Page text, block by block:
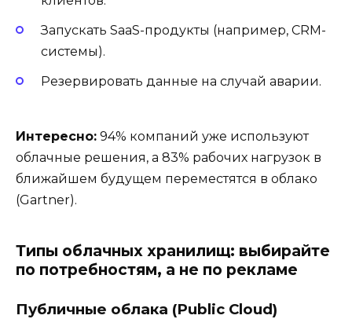
Запускать SaaS-продукты (например, CRM-
системы).
Резервировать данные на случай аварии.
Интересно: 94% компаний уже используют
облачные решения, а 83% рабочих нагрузок в
ближайшем будущем переместятся в облако
(Gartner).
Типы облачных хранилищ: выбирайте
по потребностям, а не по рекламе
Публичные облака (Public Cloud)